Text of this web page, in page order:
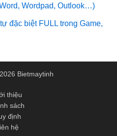
Wordpad, Outlook…)
đặc biệt FULL trong Game,
Bietmaytinh
thiệu
sách
định
hệ